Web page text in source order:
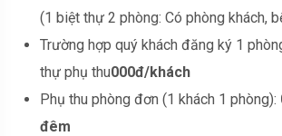
(1 biệt thự 2 phòng: Có phòng khách,
Trường hợp quý khách đăng ký 1
thự phụ thu000đ/khách
Phụ thu phòng đơn (1 khách 1 phòng):
đêm